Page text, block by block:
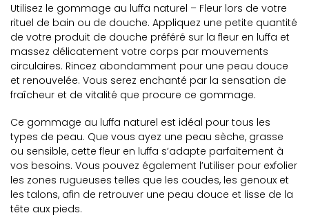
Utilisez le gommage au luffa naturel – Fleur lors de votre
rituel de bain ou de douche. Appliquez une petite quantité
de votre produit de douche préféré sur la fleur en luffa et
massez délicatement votre corps par mouvements
circulaires. Rincez abondamment pour une peau douce
et renouvelée. Vous serez enchanté par la sensation de
fraîcheur et de vitalité que procure ce gommage.
Ce gommage au luffa naturel est idéal pour tous les
types de peau. Que vous ayez une peau sèche, grasse
ou sensible, cette fleur en luffa s’adapte parfaitement à
vos besoins. Vous pouvez également l’utiliser pour exfolier
les zones rugueuses telles que les coudes, les genoux et
les talons, afin de retrouver une peau douce et lisse de la
tête aux pieds.